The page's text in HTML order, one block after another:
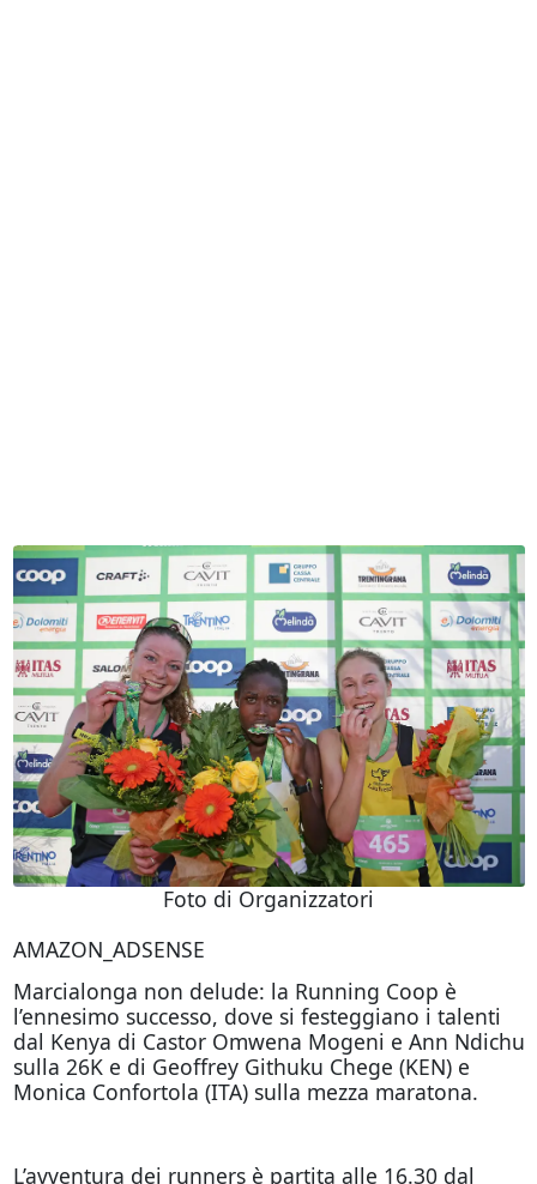
Foto di Organizzatori
AMAZON_ADSENSE
Marcialonga non delude: la Running Coop è
l’ennesimo successo, dove si festeggiano i talenti
dal Kenya di Castor Omwena Mogeni e Ann Ndichu
sulla 26K e di Geoffrey Githuku Chege (KEN) e
Monica Confortola (ITA) sulla mezza maratona.
L’avventura dei runners è partita alle 16.30 dal